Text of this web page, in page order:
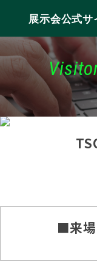
展示会公式サ
■来